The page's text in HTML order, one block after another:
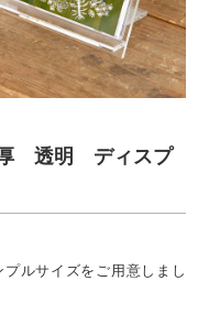
透明 ディスプ
ルサイズをご用意しまし